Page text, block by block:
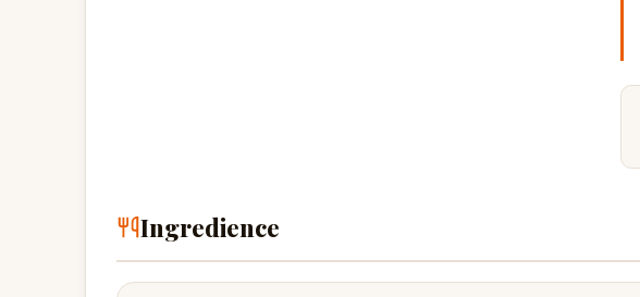
Ingredience